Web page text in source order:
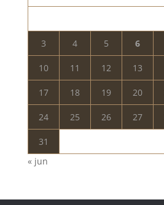
3 4 5 6
10 11 12 13
17 18 19 20
24 25 26 27
31
« jun